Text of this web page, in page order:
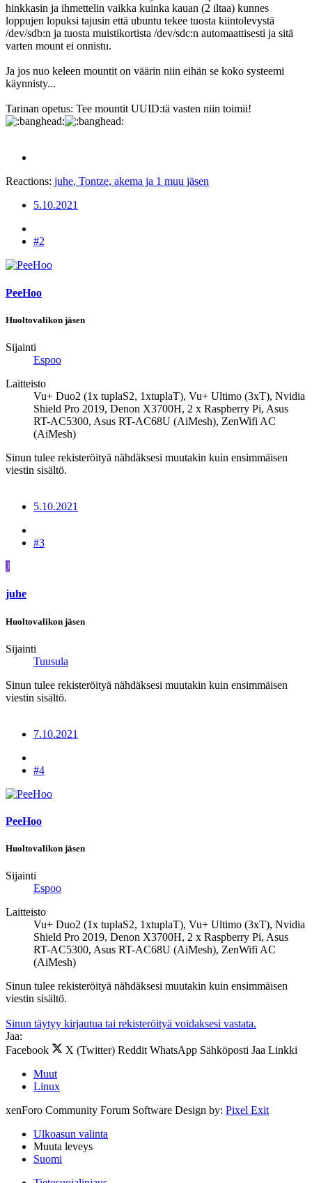
hinkkasin ja ihmettelin vaikka kuinka kauan (2 iltaa) kunnes
loppujen lopuksi tajusin että ubuntu tekee tuosta kiintolevystä
/dev/sdb:n ja tuosta muistikortista /dev/sdc:n automaattisesti ja sitä
varten mount ei onnistu.
Ja jos nuo keleen mountit on väärin niin eihän se koko systeemi
käynnisty...
Tarinan opetus: Tee mountit UUID:tä vasten niin toimii!
Reactions: juhe, Tontze, akema ja 1 muu jäsen
5.10.2021
#2
PeeHoo
Huoltovalikon jäsen
Sijainti
Espoo
Laitteisto
Vu+ Duo2 (1x tuplaS2, 1xtuplaT), Vu+ Ultimo (3xT), Nvidia
Shield Pro 2019, Denon X3700H, 2 x Raspberry Pi, Asus
RT-AC5300, Asus RT-AC68U (AiMesh), ZenWifi AC
(AiMesh)
Sinun tulee rekisteröityä nähdäksesi muutakin kuin ensimmäisen
viestin sisältö.
5.10.2021
#3
J
juhe
Huoltovalikon jäsen
Sijainti
Tuusula
Sinun tulee rekisteröityä nähdäksesi muutakin kuin ensimmäisen
viestin sisältö.
7.10.2021
#4
PeeHoo
Huoltovalikon jäsen
Sijainti
Espoo
Laitteisto
Vu+ Duo2 (1x tuplaS2, 1xtuplaT), Vu+ Ultimo (3xT), Nvidia
Shield Pro 2019, Denon X3700H, 2 x Raspberry Pi, Asus
RT-AC5300, Asus RT-AC68U (AiMesh), ZenWifi AC
(AiMesh)
Sinun tulee rekisteröityä nähdäksesi muutakin kuin ensimmäisen
viestin sisältö.
Sinun täytyy kirjautua tai rekisteröityä voidaksesi vastata.
Jaa:
Facebook
X (Twitter) Reddit WhatsApp Sähköposti Jaa Linkki
Muut
Linux
xenForo Community Forum Software Design by: Pixel Exit
Ulkoasun valinta
Muuta leveys
Suomi